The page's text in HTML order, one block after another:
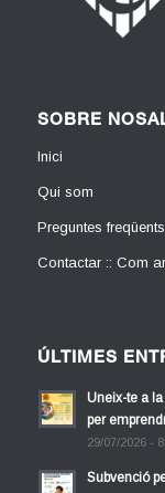
SOBRE
Inici
Qui som
Preguntes freqüents
Contactar :: Com
ÚLTIMES
Uneix-te a
per
29/07/2026 -
Subvenció